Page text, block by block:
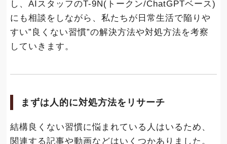
し、AIスタッフのT-9N(トークン/ChatGPTベース)
にも相談をしながら、私たちが日常生活で陥りや
すい”良くない習慣”の解決方法や対処方法を考察
していきます。
まずは人的に対処方法をリサーチ
結構良くない習慣に悩まれている人はいるため、
関連する記事や動画などはいくつかありました。